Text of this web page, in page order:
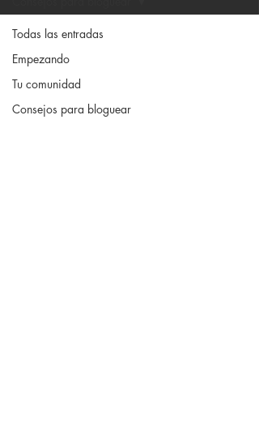
Todas las entradas
Empezando
Tu comunidad
Consejos para bloguear